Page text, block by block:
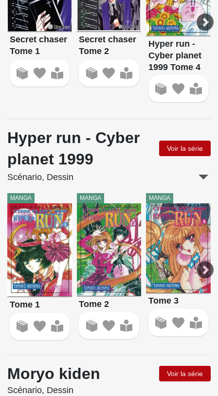
Secret chaser
Tome 1
Secret chaser
Tome 2
Hyper run -
Cyber planet
1999 Tome 4
Hyper run - Cyber
planet 1999
Voir la série
Scénario, Dessin
MANGA
Tome 1
MANGA
Tome 2
MANGA
Tome 3
Moryo kiden Voir la série
Scénario, Dessin